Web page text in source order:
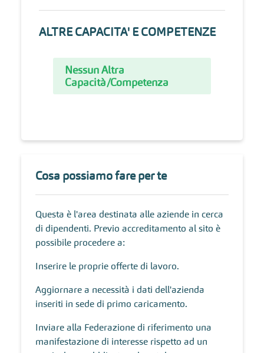
ALTRE CAPACITA' E COMPETENZE
Nessun Altra
Capacità/Competenza
Cosa possiamo fare per te
Questa è l'area destinata alle aziende in cerca
di dipendenti. Previo accreditamento al sito è
possibile procedere a:
Inserire le proprie offerte di lavoro.
Aggiornare a necessità i dati dell'azienda
inseriti in sede di primo caricamento.
Inviare alla Federazione di riferimento una
manifestazione di interesse rispetto ad un